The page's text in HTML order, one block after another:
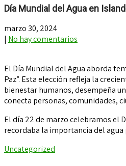
Día Mundial del Agua en
marzo 30, 2024
| No hay comentarios
El Día Mundial del Agua aborda
Paz”. Esta elección refleja la
bienestar humanos, desempeña
conecta personas, comunidades,
El día 22 de marzo celebramos el
recordaba la importancia del
Uncategorized